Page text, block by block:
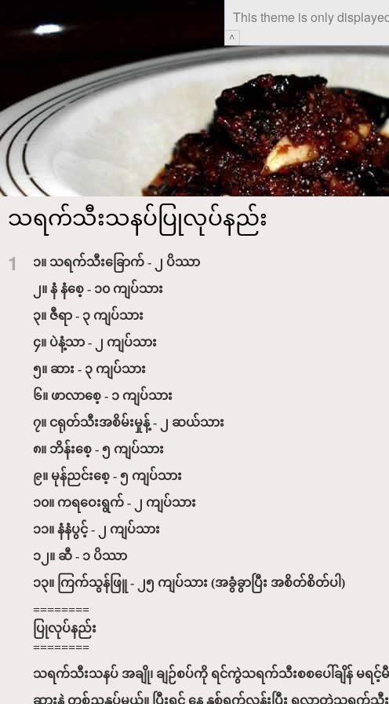
This theme is only
^
သရက်သီးသနပ်ပြုလုပ်နည်း
1
၁။ သရက်သီးခြောက် - ၂ ပိဿာ
၂။ နံ နံစေ့ - ၁၀ ကျပ်သား
၃။ ဇီရာ - ၃ ကျပ်သား
၄။ ပဲနံ့သာ - ၂ ကျပ်သား
၅။ ဆား - ၃ ကျပ်သား
၆။ ဖာလာစေ့ - ၁ ကျပ်သား
၇။ ငရုတ်သီးအစိမ်းမှုန့် - ၂ ဆယ်သား
၈။ ဘိန်းစေ့ - ၅ ကျပ်သား
၉။ မုန်ညင်းစေ့ - ၅ ကျပ်သား
၁၀။ ကရဝေးရွက် - ၂ ကျပ်သား
၁၁။ နံနံပွင့် - ၂ ကျပ်သား
၁၂။ ဆီ - ၁ ပိဿာ
၁၃။ ကြက်သွန်ဖြူ - ၂၅ ကျပ်သား (အခွံခွာပြီး အစိတ်စိတ်ပါ)
========
ပြုလုပ်နည်း
========
သရက်သီးသနပ် အချို၊ ချဉ်စပ်ကို ရင်ကွဲသရက်သီးစစပေါ်ချိန် မရင့်
ဆားနဲ့ တစ်ညနှပ်မယ်။ ပြီးရင် နေ နှစ်ရက်လှန်းပြီး ရလာတဲ့သရက်သီးခ